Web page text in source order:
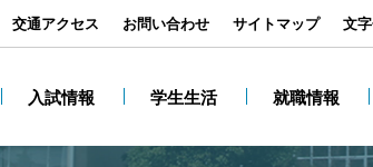
入試情報 学生生活 就職情報
交通アクセス お問い合わせ サイトマップ 文